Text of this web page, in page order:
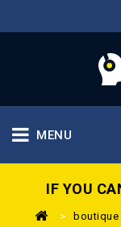
MENU
IF YOU
> boutique